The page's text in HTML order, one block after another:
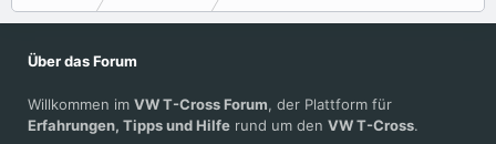
Über das Forum
Willkommen im VW T-Cross Forum, der Plattform für
Erfahrungen, Tipps und Hilfe rund um den VW T-Cross.